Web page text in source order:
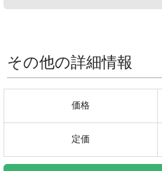
その他の詳細情報
価格
定価